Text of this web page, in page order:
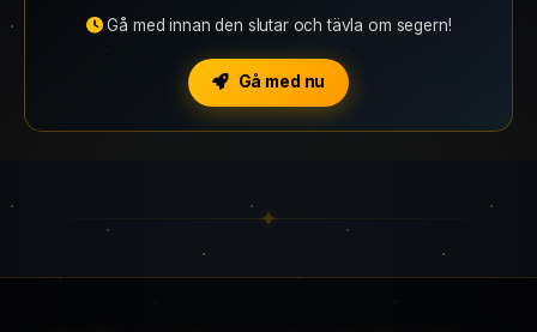
Gå med innan den slutar och tävla om segern!
Gå med nu